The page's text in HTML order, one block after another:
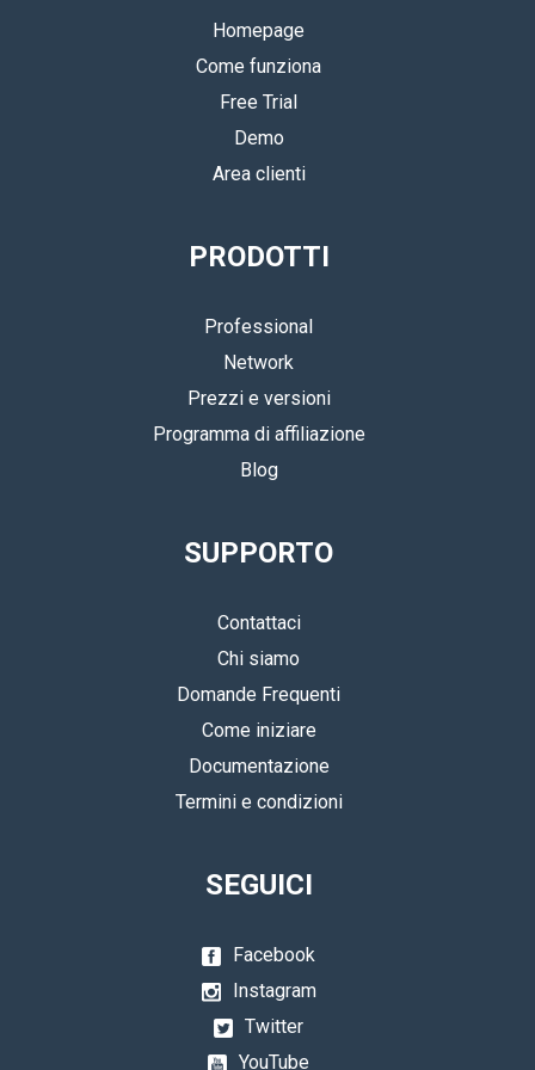
Homepage
Come funziona
Free Trial
Demo
Area clienti
PRODOTTI
Professional
Network
Prezzi e versioni
Programma di affiliazione
Blog
SUPPORTO
Contattaci
Chi siamo
Domande Frequenti
Come iniziare
Documentazione
Termini e condizioni
SEGUICI
Facebook
Instagram
Twitter
YouTube